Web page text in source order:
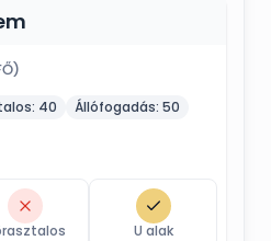
40 Állófogadás: 50
U alak